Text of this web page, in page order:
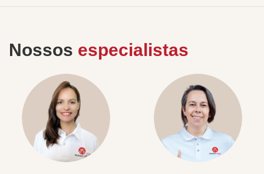
Nossos especialistas